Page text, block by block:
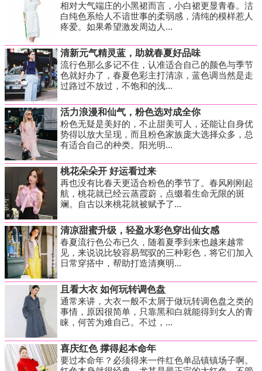
相对大气端庄的小黑裙而言，小白裙更显青春。洁
白纯色系给人不谙世事的柔弱感，清纯的模样惹人
疼爱。如果希望激发周边人...
清新元气精灵蓝，助就春夏好品味
流行色那么多记不住，认准适合自己的颜色与季节
色就好办了，春夏色彩主打清凉，蓝色调当然是走
过路过不放过，不饱和的浅...
活力浪漫和仙气，粉色选对成全你
粉色无疑是美好的，不止甜美可人，还能让自身优
势得以放大呈现，而且粉色家族庞大选择众多，总
有适合自己的种类。阳光明...
桃花朵朵开 好运看过来
再也没有比春天更适合粉色的季节了。春风刚刚起
航，桃花就已经云蒸霞蔚，点缀着生命无限的斑
斓。自古以来桃花就被赋予了...
清凉甜蜜升级，轻盈水彩色穿出仙女感
春夏流行色公布已久，随着夏季到来也越来越常
见，来说说比较容易驾驭的三种彩色，将它们加入
日常穿搭中，帮助打造清爽明...
且看大衣 如何玩转调色盘
通常来讲，大衣一般不太屑于做玩转调色盘之类的
事情，原因很简单，只靠黑和白就能得到女人的青
睐，何苦为难自己。不过，...
喜庆红色 撑得起本命年
要过本命年？必须得来一件红色单品镇镇场子啊。